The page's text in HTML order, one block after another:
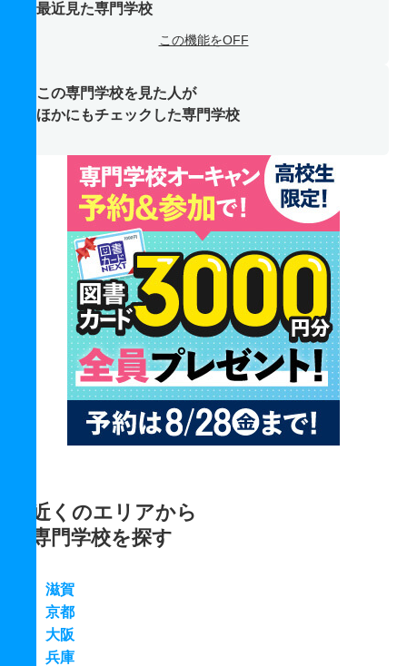
最近見た専門学校
この機能をOFF
この専門学校を見た人が
ほかにもチェックした専門学校
近くのエリアから
専門学校を探す
滋賀
京都
大阪
兵庫